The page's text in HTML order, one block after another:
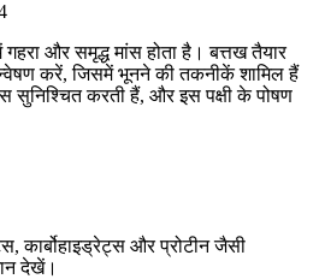
गहरा और समृद्ध मांस होता है। बत्तख तैयार
करें, जिसमें भूनने की तकनीकें शामिल हैं
सुनिश्चित करती हैं, और इस पक्षी के पोषण
कार्बोहाइड्रेट्स और प्रोटीन जैसी
देखें।